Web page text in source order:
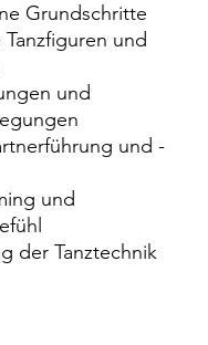
Grundschritte
und
und
und -
und
der Tanztechnik